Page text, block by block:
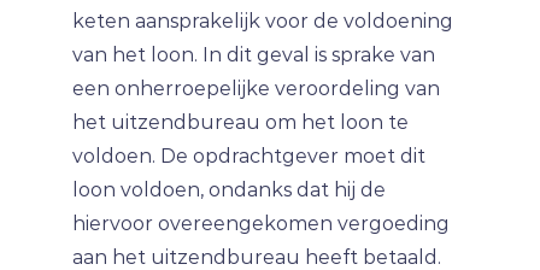
keten aansprakelijk voor de voldoening
van het loon. In dit geval is sprake van
een onherroepelijke veroordeling van
het uitzendbureau om het loon te
voldoen. De opdrachtgever moet dit
loon voldoen, ondanks dat hij de
hiervoor overeengekomen vergoeding
aan het uitzendbureau heeft betaald.